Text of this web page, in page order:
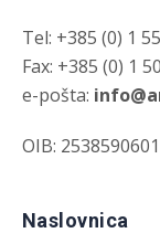
Tel: +385 (0) 1
Fax: +385 (0) 1
e-pošta:
OIB:
Naslovnica